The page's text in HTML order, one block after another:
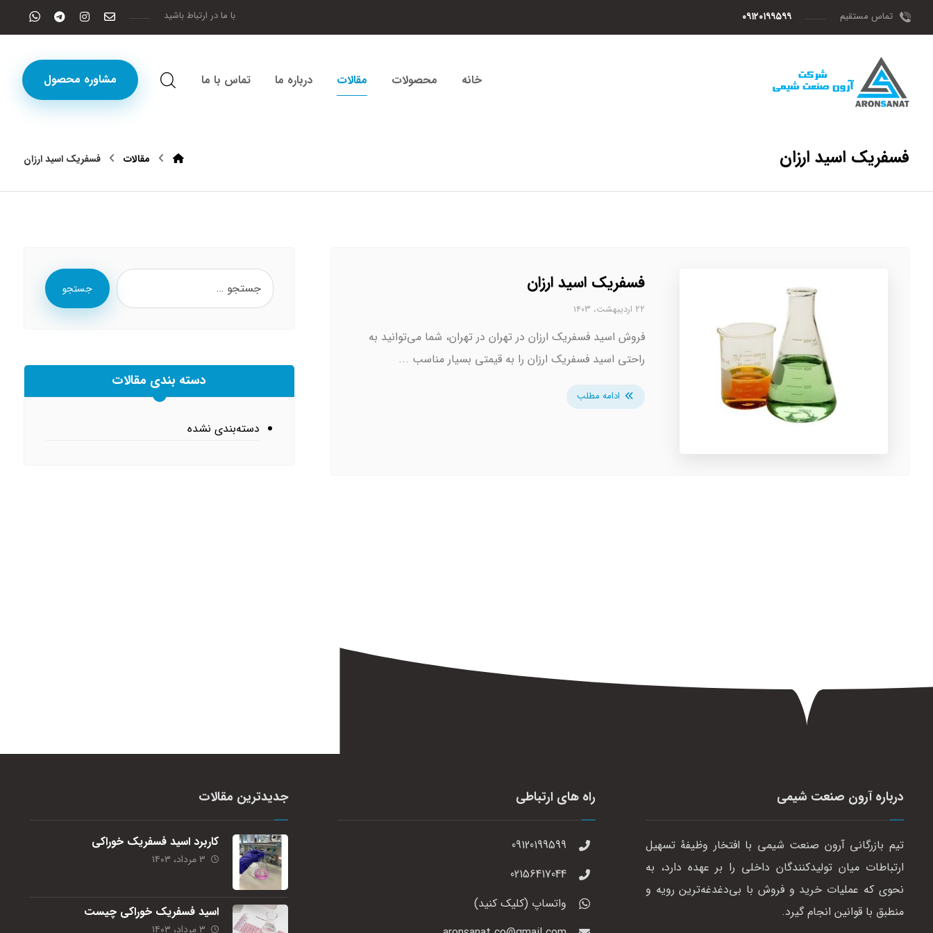
تماس مستقیم ۰۹۱۲۰۱۹۹۵۹۹ با ما در ارتباط باشید
مشاوره محصول خانه محصولات مقالات درباره ما تماس با ما
فسفریک اسید ارزان مقالات فسفریک اسید ارزان
فسفریک اسید ارزان
۲۲ اردیبهشت، ۱۴۰۳
فروش اسید فسفریک ارزان در تهران در تهران، شما می‌توانید به
راحتی اسید فسفریک ارزان را به قیمتی بسیار مناسب ...
ادامه مطلب
جستجو
دسته بندی مقالات
دسته‌بندی نشده
درباره آرون صنعت شیمی
تیم بازرگانی آرون صنعت شیمی با افتخار وظیفهٔ تسهیل
ارتباطات میان تولیدکنندگان داخلی را بر عهده دارد، به
نحوی که عملیات خرید و فروش با بی‌دغدغه‌ترین رویه و
منطبق با قوانین انجام گیرد.
راه های ارتباطی
09120199599
02156417044
واتساپ (کلیک کنید)
جدیدترین مقالات
کاربرد اسید فسفریک خوراکی
۳ مرداد، ۱۴۰۳
اسید فسفریک خوراکی چیست
۳ مرداد، ۱۴۰۳